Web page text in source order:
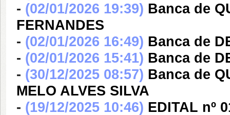
- (02/01/2026 19:39) Banca de
FERNANDES
- (02/01/2026 16:49) Banca de
- (02/01/2026 15:41) Banca de
- (30/12/2025 08:57) Banca de
MELO ALVES SILVA
- (19/12/2025 10:46) EDITAL nº